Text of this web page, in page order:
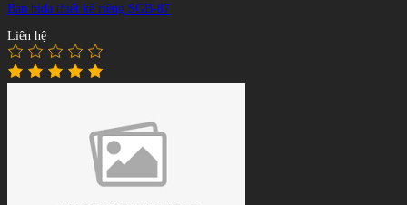
Bàn bida thiết kế riêng SGB-87
Liên hệ